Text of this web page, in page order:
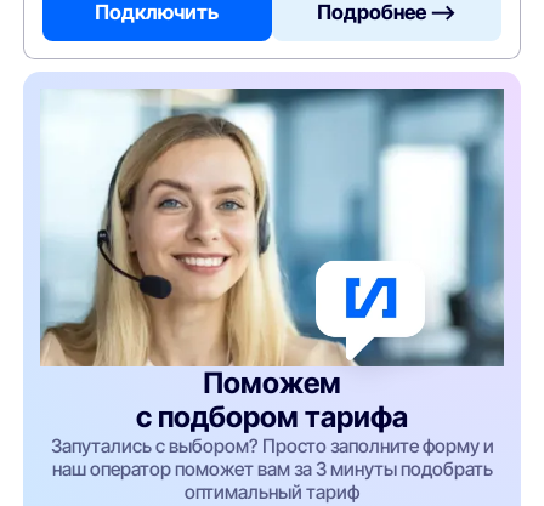
Подключить Подробнее —>
Поможем
с подбором тарифа
Запутались с выбором? Просто заполните форму и
наш оператор поможет вам за 3 минуты подобрать
оптимальный тариф